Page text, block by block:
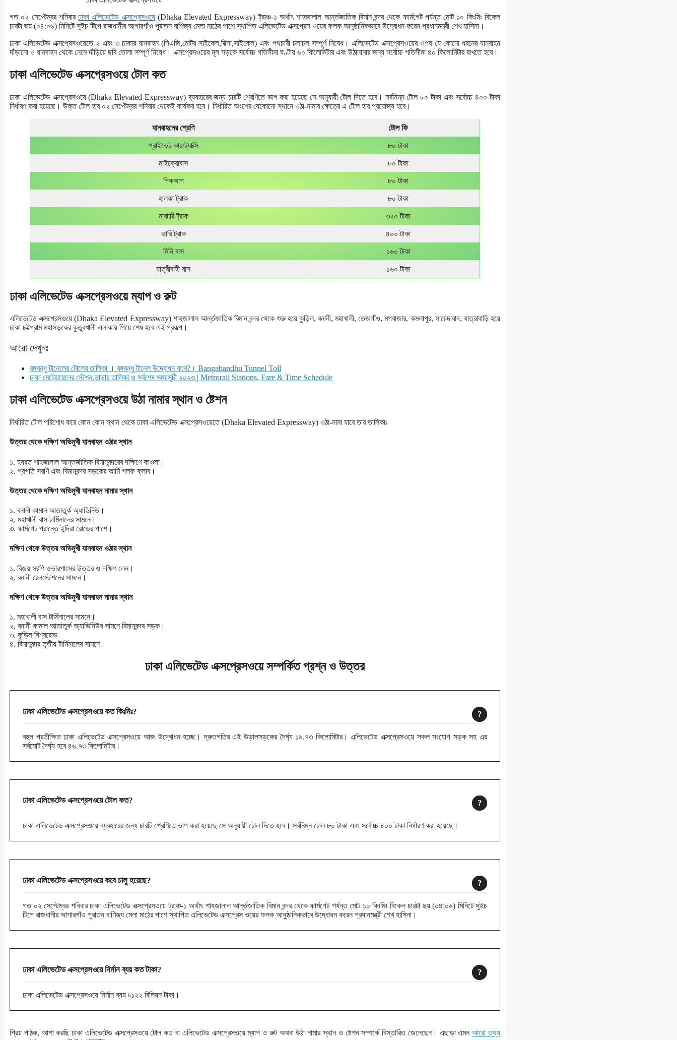
গত ০২ সেপ্টেম্বর শনিবারঢাকা এলিভেটেড এক্সপ্রেসওয়ে(Dhaka Elevated Expressway) ট্রাঞ্চ-১ অর্থাৎ শাহজালাল আর্ন্তজাতিক বিমান বন্দর থেকে ফার্মগেট পর্যন্ত মোট ১০ কিঃমিঃ বিকেল
চারটা ছয় (০৪:০৬) মিনিটে সুইচ টিপে রাজধানীর আগারগাঁও পুরাতন বাণিজ্য মেলা মাঠের পাশে স্থাপিত এলিভেটেড এক্সপ্রেস ওয়ের ফলক আনুষ্ঠানিকভাবে উদ্বোধন করেন প্রধানমন্ত্রী শেখ হাসিনা।
ঢাকা এলিভেটেড এক্সপ্রেসওয়েতে ২ এবং ৩ চাকার যানবাহন (সিএজি,মোটর সাইকেল,রিক্সা,সাইকেল) এবং পথচারী চলাচল সম্পূর্ণ নিষেধ। এলিভেটেড এক্সপ্রেসওয়ের ওপর যে কোনো ধরনের যানবাহন
দাঁড়ানো ও যানবাহন থেকে নেমে দাঁড়িয়ে ছবি তোলা সম্পূর্ণ নিষেধ। এক্সপ্রেসওয়ের মূল সড়কে সর্বোচ্চ গতিসীমা ঘণ্টায় ৬০ কিলোমিটার এবং উঠানামার জন্য সর্বোচ্চ গতিসীমা ৪০ কিলোমিটার রাখতে হবে।
ঢাকা এলিভেটেড এক্সপ্রেসওয়ে টোল কত
ঢাকা এলিভেটেড এক্সপ্রেসওয়ে (Dhaka Elevated Expressway) ব্যবহারের জন্য চারটি শ্রেণিতে ভাগ করা হয়েছে সে অনুযায়ী টোল দিতে হবে। সর্বনিম্ন টোল ৮০ টাকা এবং সর্বোচ্চ ৪০০ টাকা
নির্ধারণ করা হয়েছে। উক্ত টোল হার ০২ সেপ্টেম্বর শনিবার থেকেই কার্যকর হবে। নির্ধারিত অংশের যেকোনো স্থানে ওঠা-নামার ক্ষেত্রে এ টোল হার প্রযোজ্য হবে।
যানবাহনের শ্রেণি টোল ফি
প্রাইভেট কার/ট্যাক্সি ৮০ টাকা
মাইক্রোবাস ৮০ টাকা
পিকআপ ৮০ টাকা
হালকা ট্রাক ৮০ টাকা
মাঝারি ট্রাক ৩২০ টাকা
ভারি ট্রাক ৪০০ টাকা
মিনি বাস ১৬০ টাকা
যাত্রীবাহী বাস ১৬০ টাকা
ঢাকা এলিভেটেড এক্সপ্রেসওয়ে ম্যাপ ও রুট
এলিভেটেড এক্সপ্রেসওয়ে (Dhaka Elevated Expressway) শাহজালাল আর্ন্তজাতিক বিমান বন্দর থেকে শুরু হয়ে কুড়িল, বনানী, মহাখালী, তেজগাঁও, মগবাজার, কমলাপুর, সায়েদাবাদ, যাত্রাবাড়ি হয়ে
ঢাকা চট্টগ্রাম মহাসড়কের কুতুবখালী এলাকায় গিয়ে শেষ হবে এই প্রকল্প।
আরো দেখুনঃ
বঙ্গবন্ধু টানেলের টোলের তালিকা । বঙ্গবন্ধু টানেল উদ্বোধন কবে?। Bangabandhu Tunnel Toll
ঢাকা মেট্রোরেলের স্টেশন,ভাড়ার তালিকা ও সর্বশেষ সময়সূচী ২০২৩ | Metrorail Stations, Fare & Time Schedule
ঢাকা এলিভেটেড এক্সপ্রেসওয়ে উঠা নামার স্থান ও ষ্টেশন
নির্ধারিত টোল পরিশোধ করে কোন কোন স্থান থেকে ঢাকা এলিভেটেড এক্সপ্রেসওয়েতে (Dhaka Elevated Expressway) ওঠা-নামা যাবে তার তালিকাঃ
উত্তর থেকে দক্ষিণ অভিমুখী যানবাহন ওঠার স্থান
১. হযরত শাহজালাল আন্তর্জাতিক বিমানবন্দরের দক্ষিণে কাওলা।
২. প্রগতি সরণি এবং বিমানবন্দর সড়কের আর্মি গলফ ক্লাব।
উত্তর থেকে দক্ষিণ অভিমুখী যানবাহন নামার স্থান
১. বনানী কামাল আতাতুর্ক অ্যাভিনিউ।
২. মহাখালী বাস টার্মিনালের সামনে।
৩. ফার্মগেট প্রান্তে ইন্দিরা রোডের পাশে।
দক্ষিণ থেকে উত্তর অভিমুখী যানবাহন ওঠার স্থান
১. বিজয় সরণি ওভারপাসের উত্তর ও দক্ষিণ লেন।
২. বনানী রেলস্টেশনের সামনে।
দক্ষিণ থেকে উত্তর অভিমুখী যানবাহন নামার স্থান
১. মহাখালী বাস টার্মিনালের সামনে।
২. বনানী কামাল আতাতুর্ক অ্যাভিনিউর সামনে বিমানবন্দর সড়ক।
৩. কুড়িল বিশ্বরোড
৪. বিমানবন্দর তৃতীয় টার্মিনালের সামনে।
ঢাকা এলিভেটেড এক্সপ্রেসওয়ে সম্পর্কিত প্রশ্ন ও উত্তর
ঢাকা এলিভেটেড এক্সপ্রেসওয়ে কত কিঃমিঃ?
বহুল প্রতীক্ষিত ঢাকা এলিভেটেড এক্সপ্রেসওয়ে আজ উদ্বোধন হচ্ছে। দ্রুতগতির এই উড়ালসড়কের দৈর্ঘ্য ১৯.৭৩ কিলোমিটার। এলিভেটেড এক্সপ্রেসওয়ে সকল সংযোগ সড়ক সহ এর
সর্বমোট দৈর্ঘ্য হবে ৪৬.৭৩ কিলোমিটার।
ঢাকা এলিভেটেড এক্সপ্রেসওয়ে টোল কত?
ঢাকা এলিভেটেড এক্সপ্রেসওয়ে ব্যবহারের জন্য চারটি শ্রেণিতে ভাগ করা হয়েছে সে অনুযায়ী টোল দিতে হবে। সর্বনিম্ন টোল ৮০ টাকা এবং সর্বোচ্চ ৪০০ টাকা নির্ধারণ করা হয়েছে।
ঢাকা এলিভেটেড এক্সপ্রেসওয়ে কবে চালু হয়েছে?
গত ০২ সেপ্টেম্বর শনিবার ঢাকা এলিভেটেড এক্সপ্রেসওয়ে ট্রাঞ্চ-১ অর্থাৎ শাহজালাল আর্ন্তজাতিক বিমান বন্দর থেকে ফার্মগেট পর্যন্ত মোট ১০ কিঃমিঃ বিকেল চারটা ছয় (০৪:০৬) মিনিটে সুইচ
টিপে রাজধানীর আগারগাঁও পুরাতন বাণিজ্য মেলা মাঠের পাশে স্থাপিত এলিভেটেড এক্সপ্রেস ওয়ের ফলক আনুষ্ঠানিকভাবে উদ্বোধন করেন প্রধানমন্ত্রী শেখ হাসিনা।
ঢাকা এলিভেটেড এক্সপ্রেসওয়ে নির্মান ব্যয় কত টাকা?
ঢাকা এলিভেটেড এক্সপ্রেসওয়ে নির্মান ব্যয় ৳১২২ বিলিয়ন টাকা।
প্রিয় পাঠক, আশা করছি ঢাকা এলিভেটেড এক্সপ্রেসওয়ে টোল কত বা এলিভেটেড এক্সপ্রেসওয়ে ম্যাপ ও রুট অথবা উঠা নামার স্থান ও ষ্টেশন সম্পর্কে বিস্তারিত জেনেছেন। এছাড়া এমনআরো তথ্য